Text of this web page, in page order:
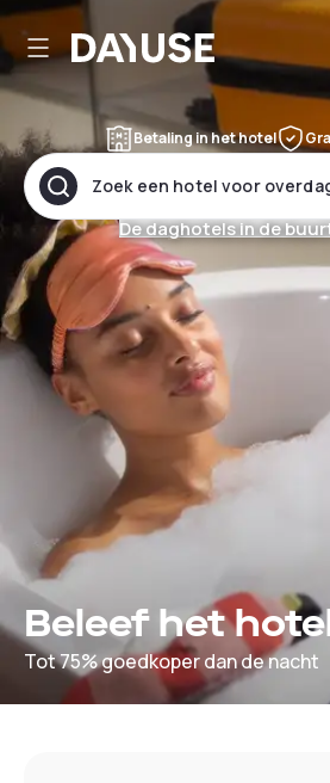
Dayuse
Beleef het
Tot 75% goedkoper dan de nacht
De daghotels in de
Zoek een hotel voor
Betaling in het hotel